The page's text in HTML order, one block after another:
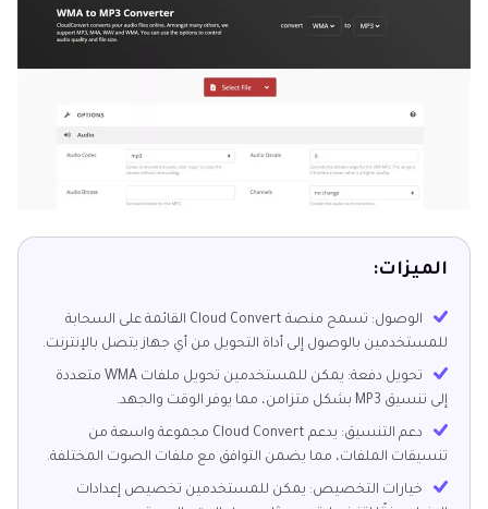
الميزات:
الوصول: تسمح منصة Cloud Convert القائمة على السحابة
للمستخدمين بالوصول إلى أداة التحويل من أي جهاز يتصل بالإنترنت.
تحويل دفعة: يمكن للمستخدمين تحويل ملفات WMA متعددة
إلى تنسيق MP3 بشكل متزامن، مما يوفر الوقت والجهد.
دعم التنسيق: يدعم Cloud Convert مجموعة واسعة من
تنسيقات الملفات، مما يضمن التوافق مع ملفات الصوت المختلفة.
خيارات التخصيص: يمكن للمستخدمين تخصيص إعدادات